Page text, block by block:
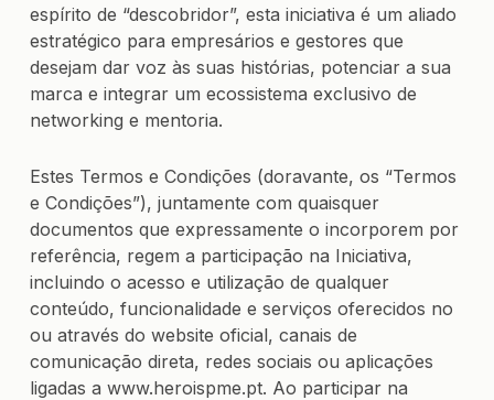
espírito de “descobridor”, esta iniciativa é um aliado
estratégico para empresários e gestores que
desejam dar voz às suas histórias, potenciar a sua
marca e integrar um ecossistema exclusivo de
networking e mentoria.
Estes Termos e Condições (doravante, os “Termos
e Condições”), juntamente com quaisquer
documentos que expressamente o incorporem por
referência, regem a participação na Iniciativa,
incluindo o acesso e utilização de qualquer
conteúdo, funcionalidade e serviços oferecidos no
ou através do website oficial, canais de
comunicação direta, redes sociais ou aplicações
ligadas a www.heroispme.pt. Ao participar na